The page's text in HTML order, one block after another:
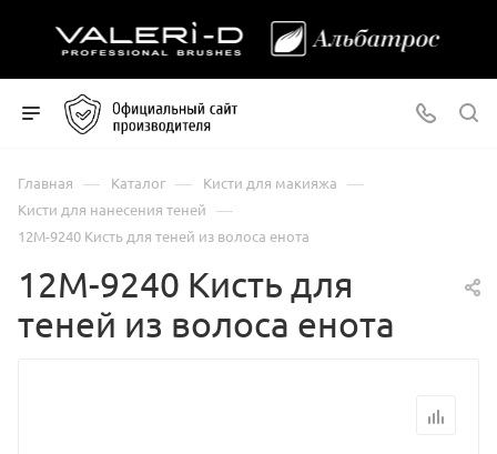
Главная — Каталог — Кисти для макияжа —
Кисти для нанесения теней —
12М-9240 Кисть для теней из волоса енота
12М-9240 Кисть для
теней из волоса енота